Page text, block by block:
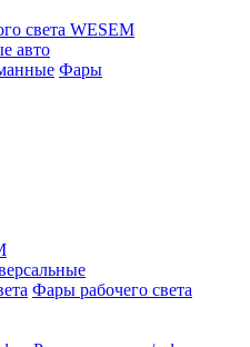
света WESEM
авто
Фары
Фары рабочего света